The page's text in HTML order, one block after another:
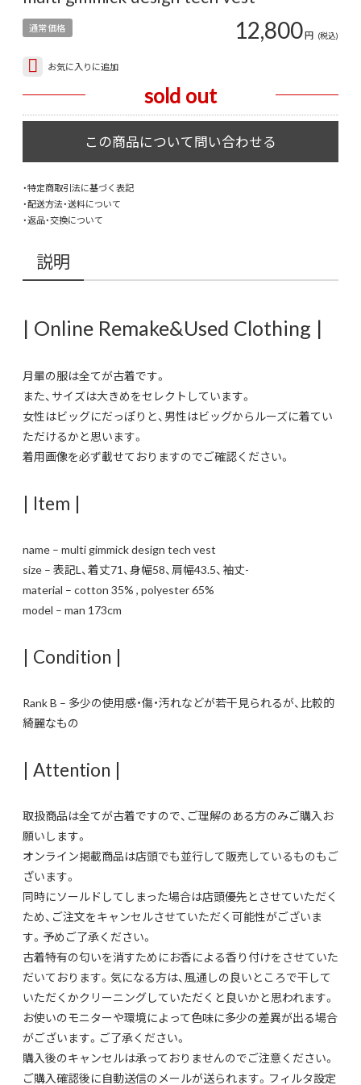
通常価格 12,800 円 (税込)
お気に入りに追加
sold out
・特定商取引法に基づく表記
・配送方法・送料について
・返品・交換について
説明
| Online Remake&Used Clothing |
月暈の服は全てが古着です。
また、サイズは大きめをセレクトしています。
女性はビッグにだっぽりと、男性はビッグからルーズに着てい
ただけるかと思います。
着用画像を必ず載せておりますのでご確認ください。
| Item |
name – multi gimmick design tech vest
size – 表記L、着丈71、身幅58、肩幅43.5、袖丈-
material – cotton 35% , polyester 65%
model – man 173cm
| Condition |
Rank B – 多少の使用感・傷・汚れなどが若干見られるが、比較的
綺麗なもの
| Attention |
取扱商品は全てが古着ですので、ご理解のある方のみご購入お
願いします。
オンライン掲載商品は店頭でも並行して販売しているものもご
ざいます。
同時にソールドしてしまった場合は店頭優先とさせていただく
ため、ご注文をキャンセルさせていただく可能性がございま
す。予めご了承ください。
古着特有の匂いを消すためにお香による香り付けをさせていた
だいております。気になる方は、風通しの良いところで干して
いただくかクリーニングしていただくと良いかと思われます。
お使いのモニターや環境によって色味に多少の差異が出る場合
がございます。ご了承ください。
購入後のキャンセルは承っておりませんのでご注意ください。
ご購入確認後に自動送信のメールが送られます。フィルタ設定